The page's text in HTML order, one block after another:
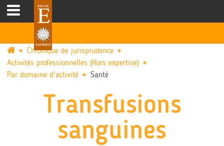
Chronique de jurisprudence
Activités professionnelles (Hors expertise)
Par domaine d'activité
Santé
Transfusions
sanguines